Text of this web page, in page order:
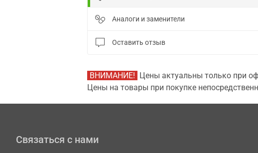
Аналоги и заменители
Оставить отзыв
ВНИМАНИЕ! Цены актуальны только при
Цены на товары при покупке
Связаться с нами